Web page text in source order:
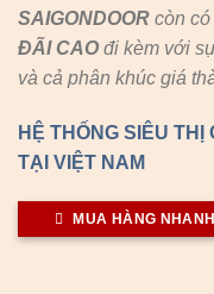
SAIGONDOOR còn
ĐÃI CAO đi kèm với
và cả phân khúc giá
HỆ THỐNG SIÊU
TẠI VIỆT NAM
MUA HÀNG NHANH